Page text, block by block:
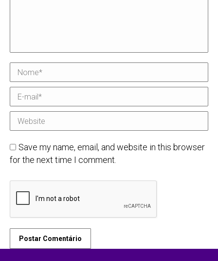
Nome *
E-mail *
Website
Save my name, email, and website in this browser
for the next time I comment.
Postar Comentário